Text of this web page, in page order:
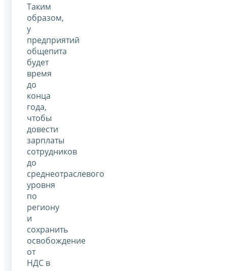
Таким
образом,
у
предприятий
общепита
будет
время
до
конца
года,
чтобы
довести
зарплаты
сотрудников
до
среднеотраслевого
уровня
по
региону
и
сохранить
освобождение
от
НДС в